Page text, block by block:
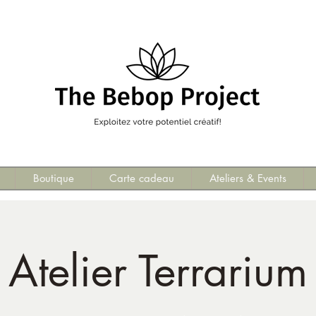
Boutique Carte cadeau Ateliers & Events
Atelier Terrarium